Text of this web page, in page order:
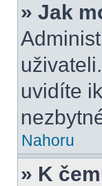
» Jak
uvidíte
Nahoru
» K